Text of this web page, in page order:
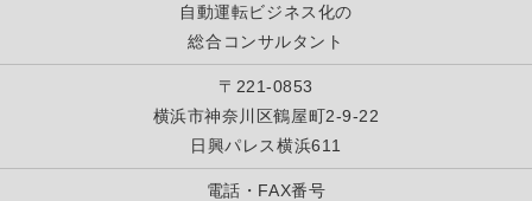
自動運転ビジネス化の
総合コンサルタント
〒221-0853
横浜市神奈川区鶴屋町2-9-22
日興パレス横浜611
電話・FAX番号